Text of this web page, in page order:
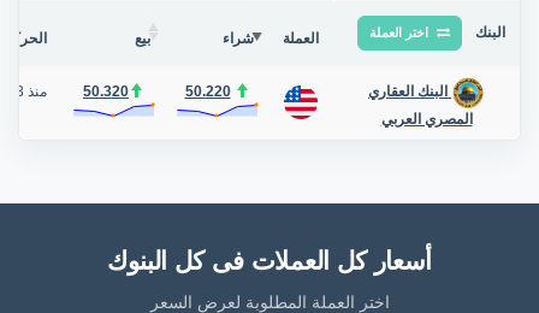
البنك اختر العملة العملة شراء بيع الحركة
البنك العقاري
المصري العربي
50.220
50.320 منذ 3 أيام
أسعار كل العملات فى كل البنوك
اختر العملة المطلوبة لعرض السعر